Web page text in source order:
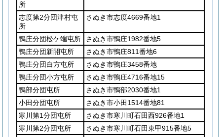
所
志度第2分団津村屯
所
さぬき市志度4669番地1
鴨庄分団松ケ端屯所
さぬき市鴨庄1982番地5
鴨庄分団新開屯所
さぬき市鴨庄811番地6
鴨庄分団白方屯所
さぬき市鴨庄3458番地
鴨庄分団小方屯所
さぬき市鴨庄4716番地15
鴨部分団屯所
さぬき市鴨部2030番地1
小田分団屯所
さぬき市小田1514番地81
寒川第1分団屯所
さぬき市寒川町石田西926番地1
寒川第2分団屯所
さぬき市寒川町石田東甲915番地5